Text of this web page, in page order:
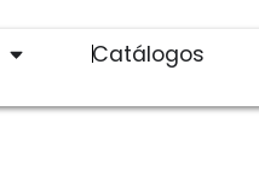
Catálogos